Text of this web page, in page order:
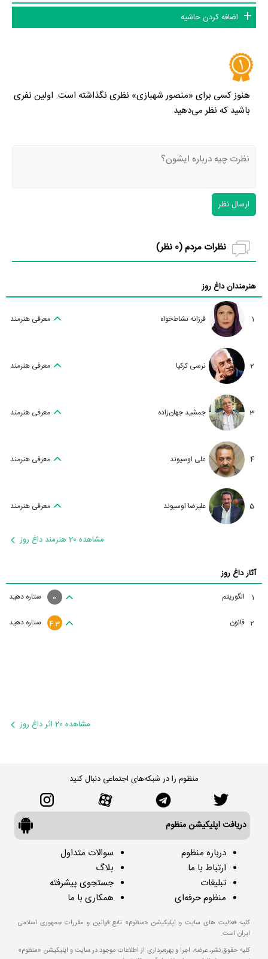
اضافه کردن حاشیه
هنوز کسی برای «منصور شهبازی» نظری نگذاشته است. اولین نفری
باشید که نظر می‌دهید
ارسال نظر
نظرات مردم (0 نظر)
هنرمندان داغ روز
1 فرزانه نشاط‌خواه معرفی هنرمند
2 نرسی کرکیا معرفی هنرمند
3 جمشید جهان‌زاده معرفی هنرمند
4 علی اوسیوند معرفی هنرمند
5 علیرضا اوسیوند معرفی هنرمند
مشاهده 20 هنرمند داغ روز
آثار داغ روز
1 الگوریتم ستاره دهید 0
2 قانون ستاره دهید 4.3
مشاهده 20 اثر داغ روز
منظوم را در شبکه‌های اجتماعی دنبال کنید
دریافت اپلیکیشن منظوم
درباره منظوم
ارتباط با ما
تبلیغات
منظوم حرفه‌ای
سوالات متداول
بلاگ
جستجوی پیشرفته
همکاری با ما
کلیه فعالیت های سایت و اپلیکیشن «منظوم» تابع قوانین و مقررات جمهوری اسلامی
ایران است.
کلیه حقوق نشر، عرضه، اجرا و بهره‌برداری از اطلاعات موجود در سایت و اپلیکیشن «منظوم»